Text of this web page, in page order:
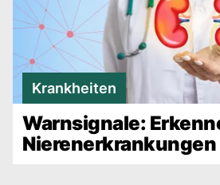
Krankheiten
Warnsignale: